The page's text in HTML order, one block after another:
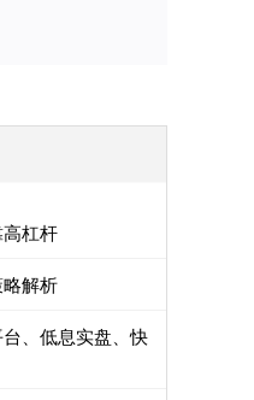
杠杆
解析
、低息实盘、快